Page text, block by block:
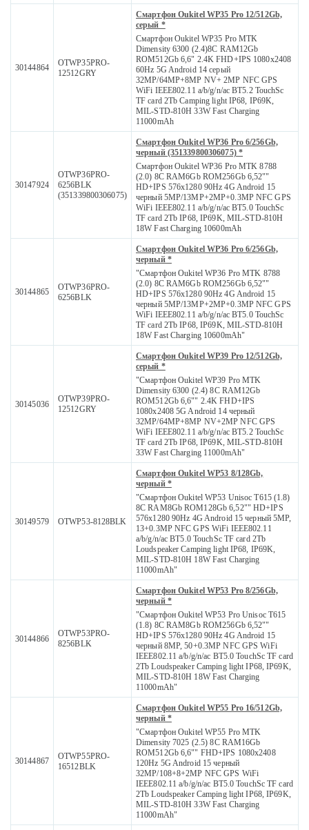
30144864
OTWP35PRO-
12512GRY
Смартфон Oukitel WP35 Pro 12/512Gb,
серый *
Смартфон Oukitel WP35 Pro MTK
Dimensity 6300 (2.4)8С RAM12Gb
ROM512Gb 6,6" 2.4K FHD+IPS 1080x2408
60Hz 5G Android 14 серый
32MP/64MP+8MP NV+ 2MP NFC GPS
WiFi IEEE802.11 a/b/g/n/ac BT5.2 TouchSc
TF card 2Tb Camping light IP68, IP69K,
MIL-STD-810H 33W Fast Charging
11000mAh
30147924
OTWP36PRO-
6256BLK
(351339800306075)
Смартфон Oukitel WP36 Pro 6/256Gb,
черный (351339800306075) *
Смартфон Oukitel WP36 Pro MTK 8788
(2.0) 8С RAM6Gb ROM256Gb 6,52""
HD+IPS 576x1280 90Hz 4G Android 15
черный 5MP/13MP+2MP+0.3MP NFC GPS
WiFi IEEE802.11 a/b/g/n/ac BT5.0 TouchSc
TF card 2Tb IP68, IP69K, MIL-STD-810H
18W Fast Charging 10600mAh
30144865
OTWP36PRO-
6256BLK
Смартфон Oukitel WP36 Pro 6/256Gb,
черный *
"Смартфон Oukitel WP36 Pro MTK 8788
(2.0) 8С RAM6Gb ROM256Gb 6,52""
HD+IPS 576x1280 90Hz 4G Android 15
черный 5MP/13MP+2MP+0.3MP NFC GPS
WiFi IEEE802.11 a/b/g/n/ac BT5.0 TouchSc
TF card 2Tb IP68, IP69K, MIL-STD-810H
18W Fast Charging 10600mAh"
30145036
OTWP39PRO-
12512GRY
Смартфон Oukitel WP39 Pro 12/512Gb,
серый *
"Смартфон Oukitel WP39 Pro MTK
Dimensity 6300 (2.4) 8С RAM12Gb
ROM512Gb 6,6"" 2.4K FHD+IPS
1080x2408 5G Android 14 черный
32MP/64MP+8MP NV+2MP NFC GPS
WiFi IEEE802.11 a/b/g/n/ac BT5.2 TouchSc
TF card 2Tb IP68, IP69K, MIL-STD-810H
33W Fast Charging 11000mAh"
30149579 OTWP53-8128BLK
Смартфон Oukitel WP53 8/128Gb,
черный *
"Смартфон Oukitel WP53 Unisoc T615 (1.8)
8С RAM8Gb ROM128Gb 6,52"" HD+IPS
576x1280 90Hz 4G Android 15 черный 5MP,
13+0.3MP NFC GPS WiFi IEEE802.11
a/b/g/n/ac BT5.0 TouchSc TF card 2Tb
Loudspeaker Camping light IP68, IP69K,
MIL-STD-810H 18W Fast Charging
11000mAh"
30144866
OTWP53PRO-
8256BLK
Смартфон Oukitel WP53 Pro 8/256Gb,
черный *
"Смартфон Oukitel WP53 Pro Unisoc T615
(1.8) 8С RAM8Gb ROM256Gb 6,52""
HD+IPS 576x1280 90Hz 4G Android 15
черный 8MP, 50+0.3MP NFC GPS WiFi
IEEE802.11 a/b/g/n/ac BT5.0 TouchSc TF card
2Tb Loudspeaker Camping light IP68, IP69K,
MIL-STD-810H 18W Fast Charging
11000mAh"
30144867
OTWP55PRO-
16512BLK
Смартфон Oukitel WP55 Pro 16/512Gb,
черный *
"Смартфон Oukitel WP55 Pro MTK
Dimensity 7025 (2.5) 8С RAM16Gb
ROM512Gb 6,6"" FHD+IPS 1080x2408
120Hz 5G Android 15 черный
32MP/108+8+2MP NFC GPS WiFi
IEEE802.11 a/b/g/n/ac BT5.0 TouchSc TF card
2Tb Loudspeaker Camping light IP68, IP69K,
MIL-STD-810H 33W Fast Charging
11000mAh"